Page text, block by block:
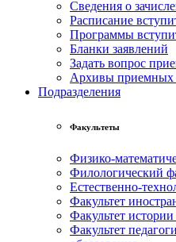
Сведения о
Расписание
Программы
Бланки заявлений
Задать вопрос
Архивы приемных
Подразделения
Факультеты
Физико-
Филологический
Естественно-
Факультет
Факультет
Факультет